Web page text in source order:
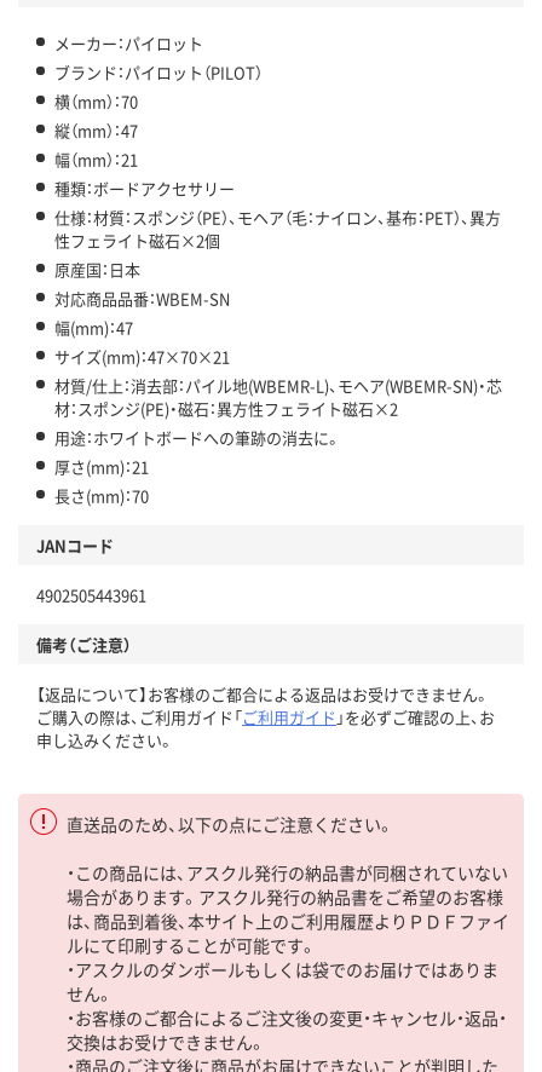
メーカー：パイロット
ブランド：パイロット（PILOT）
横（mm）：70
縦（mm）：47
幅（mm）：21
種類：ボードアクセサリー
仕様：材質：スポンジ（PE）、モヘア（毛：ナイロン、基布：PET）、異方
性フェライト磁石×2個
原産国：日本
対応商品品番：WBEM-SN
幅(mm)：47
サイズ(mm)：47×70×21
材質/仕上：消去部：パイル地(WBEMR-L)、モヘア(WBEMR-SN)・芯
材：スポンジ(PE)・磁石：異方性フェライト磁石×2
用途：ホワイトボードへの筆跡の消去に。
厚さ(mm)：21
長さ(mm)：70
JANコード
4902505443961
備考（ご注意）
【返品について】お客様のご都合による返品はお受けできません。
ご購入の際は、ご利用ガイド「ご利用ガイド 」を必ずご確認の上、お
申し込みください。
直送品のため、以下の点にご注意ください。
・この商品には、アスクル発行の納品書が同梱されていない
場合があります。アスクル発行の納品書をご希望のお客様
は、商品到着後、本サイト上のご利用履歴よりＰＤＦファイ
ルにて印刷することが可能です。
・アスクルのダンボールもしくは袋でのお届けではありま
せん。
・お客様のご都合によるご注文後の変更・キャンセル・返品・
交換はお受けできません。
・商品のご注文後に商品がお届けできないことが判明した